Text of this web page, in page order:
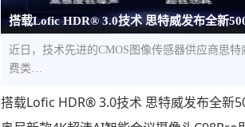
搭载Lofic HDR® 3.0技术 思特威发布全新
近日，技术先进的CMOS图像传感器供应商思特
费类…
搭载Lofic HDR® 3.0技术 思特威发布全新